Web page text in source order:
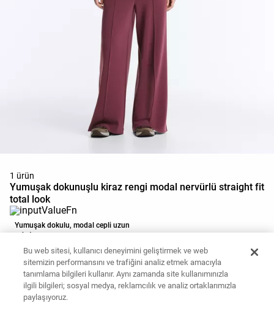
1 ürün
Yumuşak dokunuşlu kiraz rengi modal nervürlü straight fit
total look
Yumuşak dokulu, modal cepli uzun
ceket
Sepete ekle
Bu web sitesi, kullanıcı deneyimini geliştirmek ve web
sitemizin performansını ve trafiğini analiz etmek amacıyla
tanımlama bilgileri kullanır. Aynı zamanda site kullanımınızla
ilgili bilgileri; sosyal medya, reklamcılık ve analiz ortaklarımızla
paylaşıyoruz.